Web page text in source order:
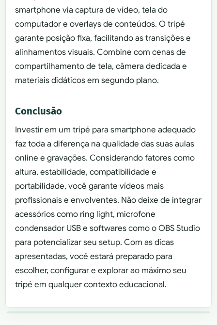
smartphone via captura de vídeo, tela do
computador e overlays de conteúdos. O tripé
garante posição fixa, facilitando as transições e
alinhamentos visuais. Combine com cenas de
compartilhamento de tela, câmera dedicada e
materiais didáticos em segundo plano.
Conclusão
Investir em um tripé para smartphone adequado
faz toda a diferença na qualidade das suas aulas
online e gravações. Considerando fatores como
altura, estabilidade, compatibilidade e
portabilidade, você garante vídeos mais
profissionais e envolventes. Não deixe de integrar
acessórios como ring light, microfone
condensador USB e softwares como o OBS Studio
para potencializar seu setup. Com as dicas
apresentadas, você estará preparado para
escolher, configurar e explorar ao máximo seu
tripé em qualquer contexto educacional.